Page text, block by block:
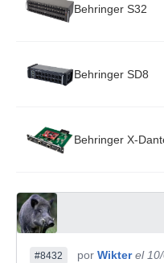
Behringer S32
Behringer SD8
Behringer X-
#8432 por Wikter el